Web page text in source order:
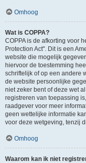
Omhoog
Wat is COPPA?
COPPA is de afkorting voor
Protection Act". Dit is een
website die mogelijk
hiervoor de toestemming
schriftelijk of op een andere
de website persoonlijke
niet zeker bent of deze wet
registreren van toepassing
raadgever voor meer
geen wettelijke informatie
voor deze wetgeving, tenzij
Omhoog
Waarom kan ik niet